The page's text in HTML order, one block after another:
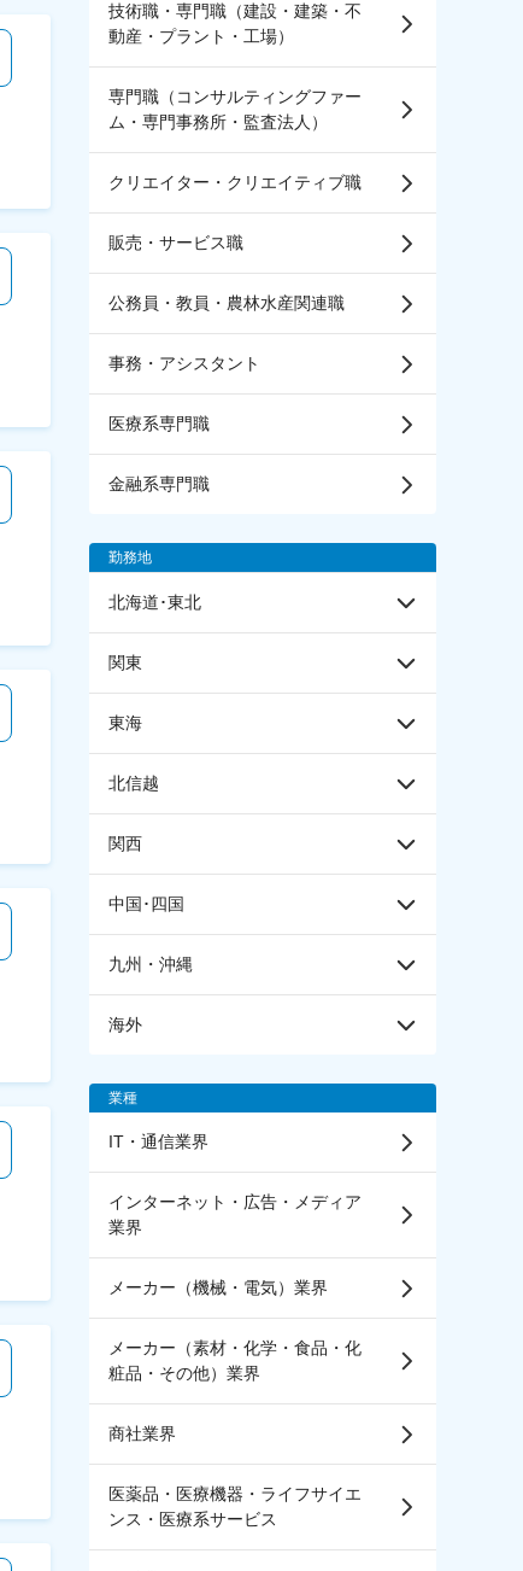
技術職・専門職（建設・建築・不
動産・プラント・工場）
専門職（コンサルティングファー
ム・専門事務所・監査法人）
クリエイター・クリエイティブ職
販売・サービス職
公務員・教員・農林水産関連職
事務・アシスタント
医療系専門職
金融系専門職
勤務地
北海道･東北
関東
東海
北信越
関西
中国･四国
九州・沖縄
海外
業種
IT・通信業界
インターネット・広告・メディア
業界
メーカー（機械・電気）業界
メーカー（素材・化学・食品・化
粧品・その他）業界
商社業界
医薬品・医療機器・ライフサイエ
ンス・医療系サービス